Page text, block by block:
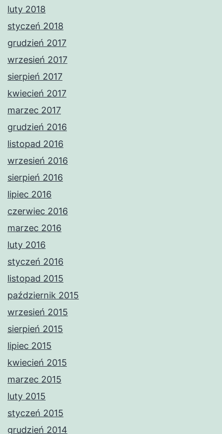
luty 2018
styczeń 2018
grudzień 2017
wrzesień 2017
sierpień 2017
kwiecień 2017
marzec 2017
grudzień 2016
listopad 2016
wrzesień 2016
sierpień 2016
lipiec 2016
czerwiec 2016
marzec 2016
luty 2016
styczeń 2016
listopad 2015
październik 2015
wrzesień 2015
sierpień 2015
lipiec 2015
kwiecień 2015
marzec 2015
luty 2015
styczeń 2015
grudzień 2014